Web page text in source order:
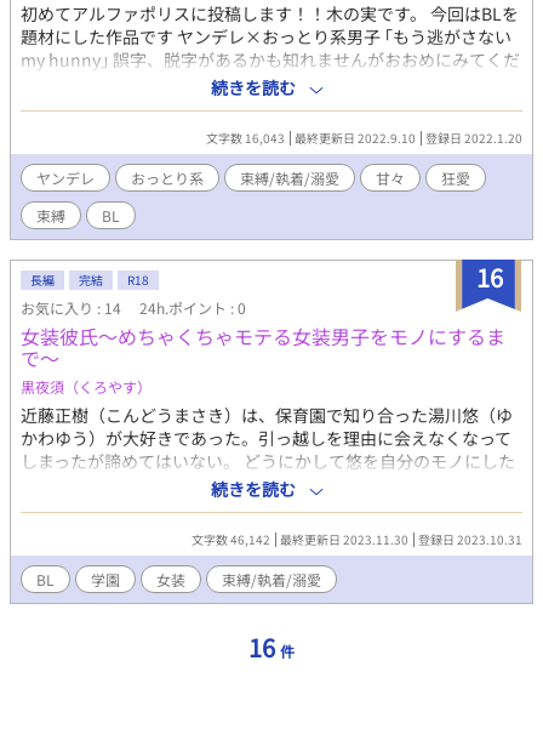
初めてアルファポリスに投稿します！！木の実です。 今回はBLを
題材にした作品です ヤンデレ×おっとり系男子 ｢もう逃がさない
my hunny｣ 誤字、脱字があるかも知れませんがおおめにみてくだ
さい！！ 誹謗、中傷は一切受け付けておりません。 しかしコメン
トはいつでもお待ちしております‼️
続きを読む
文字数 16,043 最終更新日 2022.9.10 登録日 2022.1.20
ヤンデレ おっとり系 束縛/執着/溺愛 甘々
狂愛
束縛
BL
16
長編 完結 R18
お気に入り : 14 24h.ポイント : 0
女装彼氏〜めちゃくちゃモテる女装男子をモノにするま
で〜
黒夜須（くろやす）
近藤正樹（こんどうまさき）は、保育園で知り合った湯川悠（ゆ
かわゆう）が大好きであった。引っ越しを理由に会えなくなって
しまったが諦めてはいない。 どうにかして悠を自分のモノにした
いと考えていたが悠は美しく人気者だ。だから正樹は何年もかけ
て準備をした。それはストーカーと言われても否定はできなかっ
たが誰にも気づかれず指摘されないため計画は順調に進んだ。し
かし、邪魔な男が現れて正樹はどうやって消そうか考えた。
続きを読む
文字数 46,142 最終更新日 2023.11.30 登録日 2023.10.31
BL 学園 女装 束縛/執着/溺愛
16 件